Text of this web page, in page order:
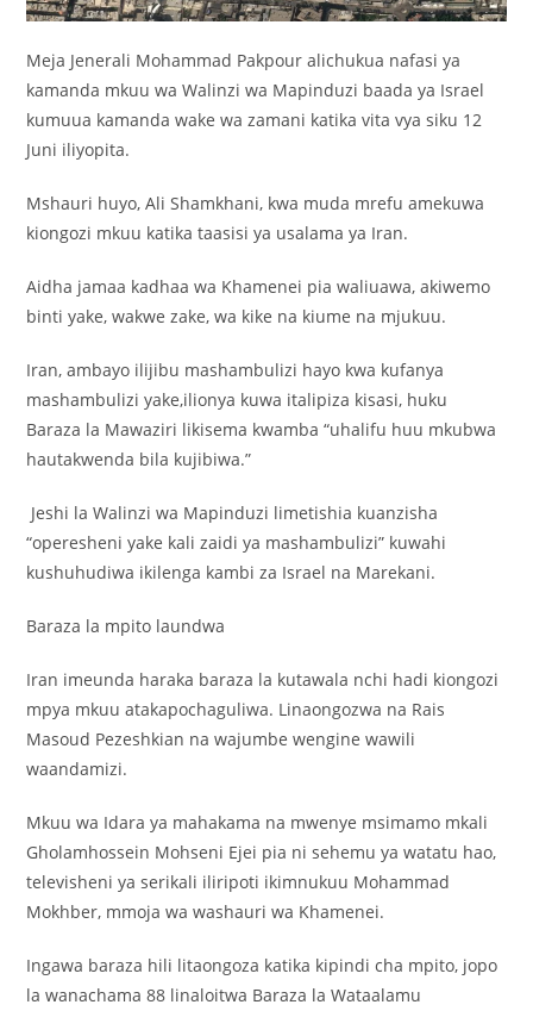
Meja Jenerali Mohammad Pakpour alichukua nafasi ya
kamanda mkuu wa Walinzi wa Mapinduzi baada ya Israel
kumuua kamanda wake wa zamani katika vita vya siku 12
Juni iliyopita.
Mshauri huyo, Ali Shamkhani, kwa muda mrefu amekuwa
kiongozi mkuu katika taasisi ya usalama ya Iran.
Aidha jamaa kadhaa wa Khamenei pia waliuawa, akiwemo
binti yake, wakwe zake, wa kike na kiume na mjukuu.
Iran, ambayo ilijibu mashambulizi hayo kwa kufanya
mashambulizi yake,ilionya kuwa italipiza kisasi, huku
Baraza la Mawaziri likisema kwamba “uhalifu huu mkubwa
hautakwenda bila kujibiwa.”
Jeshi la Walinzi wa Mapinduzi limetishia kuanzisha
“operesheni yake kali zaidi ya mashambulizi” kuwahi
kushuhudiwa ikilenga kambi za Israel na Marekani.
Baraza la mpito laundwa
Iran imeunda haraka baraza la kutawala nchi hadi kiongozi
mpya mkuu atakapochaguliwa. Linaongozwa na Rais
Masoud Pezeshkian na wajumbe wengine wawili
waandamizi.
Mkuu wa Idara ya mahakama na mwenye msimamo mkali
Gholamhossein Mohseni Ejei pia ni sehemu ya watatu hao,
televisheni ya serikali iliripoti ikimnukuu Mohammad
Mokhber, mmoja wa washauri wa Khamenei.
Ingawa baraza hili litaongoza katika kipindi cha mpito, jopo
la wanachama 88 linaloitwa Baraza la Wataalamu